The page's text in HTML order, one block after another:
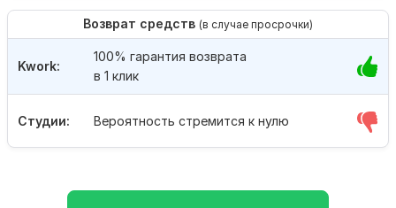
Возврат средств (в случае просрочки)
Студии: Вероятность стремится к нулю
Kwork:
100% гарантия возврата
в 1 клик